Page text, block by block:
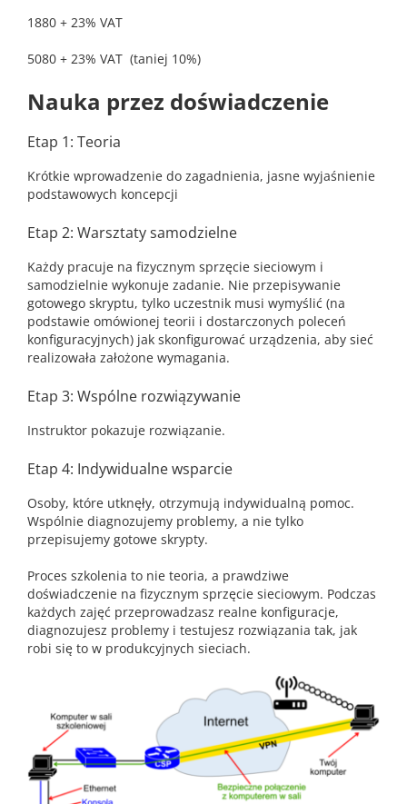
1880 + 23% VAT
5080 + 23% VAT (taniej 10%)
Nauka przez doświadczenie
Etap 1: Teoria
Krótkie wprowadzenie do zagadnienia, jasne wyjaśnienie
podstawowych koncepcji
Etap 2: Warsztaty samodzielne
Każdy pracuje na fizycznym sprzęcie sieciowym i
samodzielnie wykonuje zadanie. Nie przepisywanie
gotowego skryptu, tylko uczestnik musi wymyślić (na
podstawie omówionej teorii i dostarczonych poleceń
konfiguracyjnych) jak skonfigurować urządzenia, aby sieć
realizowała założone wymagania.
Etap 3: Wspólne rozwiązywanie
Instruktor pokazuje rozwiązanie.
Etap 4: Indywidualne wsparcie
Osoby, które utknęły, otrzymują indywidualną pomoc.
Wspólnie diagnozujemy problemy, a nie tylko
przepisujemy gotowe skrypty.
Proces szkolenia to nie teoria, a prawdziwe
doświadczenie na fizycznym sprzęcie sieciowym. Podczas
każdych zajęć przeprowadzasz realne konfiguracje,
diagnozujesz problemy i testujesz rozwiązania tak, jak
robi się to w produkcyjnych sieciach.